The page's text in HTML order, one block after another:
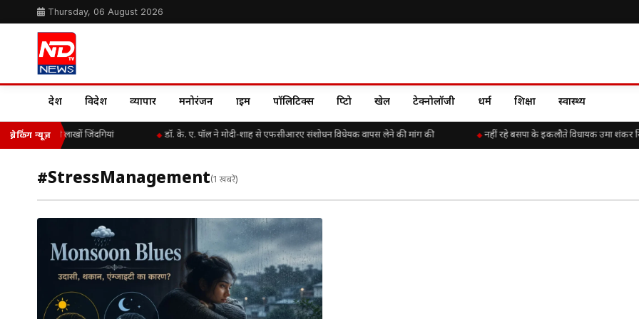
Thursday, 06 August 2026
देश विदेश व्यापार मनोरंजन क्राइम पॉलिटिक्स क्रिप्टो खेल टेक्नोलॉजी धर्म शिक्षा स्वास्थ्य
ब्रेकिंग न्यूज़
ने थाम दी थी लाखों जिंदगियां डॉ. के. ए. पॉल ने मोदी-शाह से एफसीआरए संशोधन विधेयक वापस लेने की मांग की नहीं रहे बसपा के इकलौते विधायक उमा शंकर
#StressManagement(1 खबरें)